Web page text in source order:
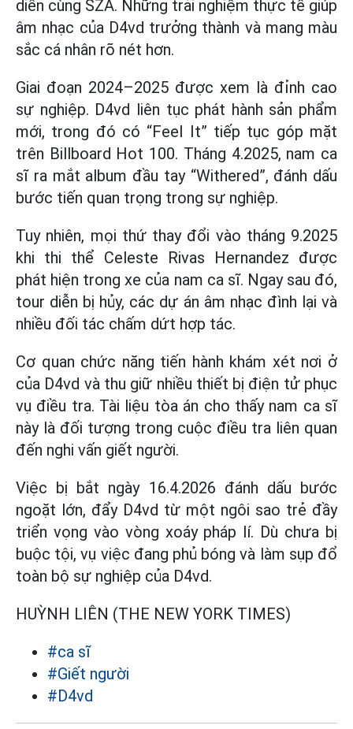
diễn cùng SZA. Những trải nghiệm thực tế giúp
âm nhạc của D4vd trưởng thành và mang màu
sắc cá nhân rõ nét hơn.
Giai đoạn 2024–2025 được xem là đỉnh cao
sự nghiệp. D4vd liên tục phát hành sản phẩm
mới, trong đó có “Feel It” tiếp tục góp mặt
trên Billboard Hot 100. Tháng 4.2025, nam ca
sĩ ra mắt album đầu tay “Withered”, đánh dấu
bước tiến quan trọng trong sự nghiệp.
Tuy nhiên, mọi thứ thay đổi vào tháng 9.2025
khi thi thể Celeste Rivas Hernandez được
phát hiện trong xe của nam ca sĩ. Ngay sau đó,
tour diễn bị hủy, các dự án âm nhạc đình lại và
nhiều đối tác chấm dứt hợp tác.
Cơ quan chức năng tiến hành khám xét nơi ở
của D4vd và thu giữ nhiều thiết bị điện tử phục
vụ điều tra. Tài liệu tòa án cho thấy nam ca sĩ
này là đối tượng trong cuộc điều tra liên quan
đến nghi vấn giết người.
Việc bị bắt ngày 16.4.2026 đánh dấu bước
ngoặt lớn, đẩy D4vd từ một ngôi sao trẻ đầy
triển vọng vào vòng xoáy pháp lí. Dù chưa bị
buộc tội, vụ việc đang phủ bóng và làm sụp đổ
toàn bộ sự nghiệp của D4vd.
HUỲNH LIÊN (THE NEW YORK TIMES)
#ca sĩ
#Giết người
#D4vd